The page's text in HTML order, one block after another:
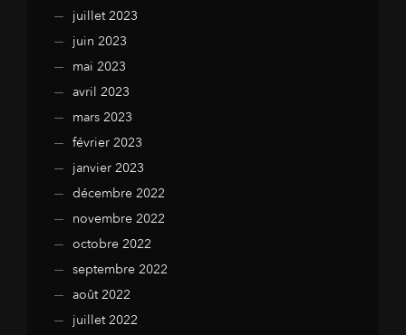
juillet 2023
juin 2023
mai 2023
avril 2023
mars 2023
février 2023
janvier 2023
décembre 2022
novembre 2022
octobre 2022
septembre 2022
août 2022
juillet 2022